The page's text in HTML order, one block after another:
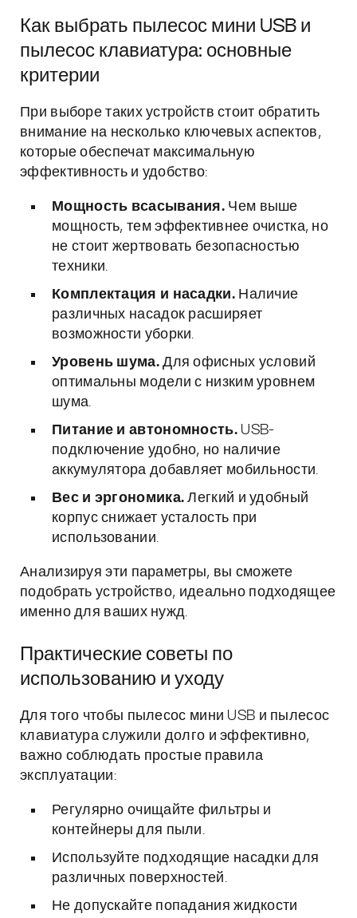
Как выбрать пылесос мини USB и
пылесос клавиатура: основные
критерии
При выборе таких устройств стоит обратить
внимание на несколько ключевых аспектов,
которые обеспечат максимальную
эффективность и удобство:
Мощность всасывания. Чем выше
мощность, тем эффективнее очистка, но
не стоит жертвовать безопасностью
техники.
Комплектация и насадки.Наличие
различных насадок расширяет
возможности уборки.
Уровень шума.Для офисных условий
оптимальны модели с низким уровнем
шума.
Питание и автономность.USB-
подключение удобно, но наличие
аккумулятора добавляет мобильности.
Вес и эргономика. Легкий и удобный
корпус снижает усталость при
использовании.
Анализируя эти параметры, вы сможете
подобрать устройство, идеально подходящее
именно для ваших нужд.
Практические советы по
использованию и уходу
Для того чтобы пылесос мини USB и пылесос
клавиатура служили долго и эффективно,
важно соблюдать простые правила
эксплуатации:
Регулярно очищайте фильтры и
контейнеры для пыли.
Используйте подходящие насадки для
различных поверхностей.
Не допускайте попадания жидкости